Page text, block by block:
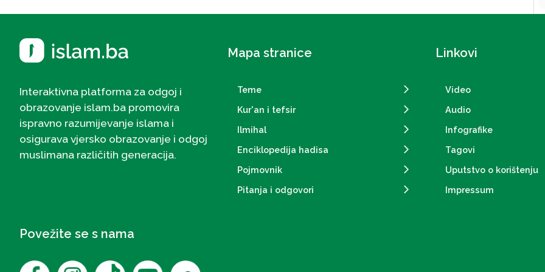
Interaktivna platforma za odgoj i
obrazovanje islam.ba promovira
ispravno razumijevanje islama i
osigurava vjersko obrazovanje i odgoj
muslimana različitih generacija.
Mapa stranice
Teme
Kur'an i tefsir
Ilmihal
Enciklopedija hadisa
Pojmovnik
Pitanja i odgovori
Linkovi
Video
Audio
Infografike
Tagovi
Uputstvo o korištenju
Impressum
Povežite se s nama